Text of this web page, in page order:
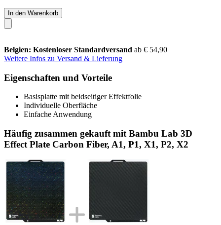
In den Warenkorb
Belgien: Kostenloser Standardversand ab € 54,90
Weitere Infos zu Versand & Lieferung
Eigenschaften und Vorteile
Basisplatte mit beidseitiger Effektfolie
Individuelle Oberfläche
Einfache Anwendung
Häufig zusammen gekauft mit Bambu Lab 3D
Effect Plate Carbon Fiber, A1, P1, X1, P2, X2